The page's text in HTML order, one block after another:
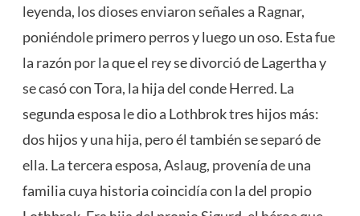
leyenda, los dioses enviaron señales a Ragnar,
poniéndole primero perros y luego un oso. Esta fue
la razón por la que el rey se divorció de Lagertha y
se casó con Tora, la hija del conde Herred. La
segunda esposa le dio a Lothbrok tres hijos más:
dos hijos y una hija, pero él también se separó de
ella. La tercera esposa, Aslaug, provenía de una
familia cuya historia coincidía con la del propio